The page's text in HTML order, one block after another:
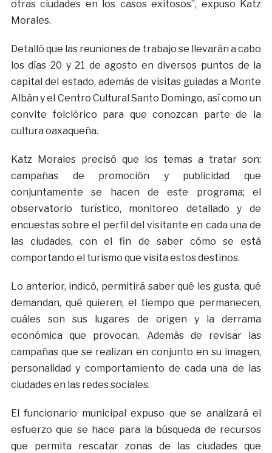
otras ciudades en los casos exitosos”, expuso Katz
Morales.
Detalló que las reuniones de trabajo se llevarán a cabo
los días 20 y 21 de agosto en diversos puntos de la
capital del estado, además de visitas guiadas a Monte
Albán y el Centro Cultural Santo Domingo, así como un
convite folclórico para que conozcan parte de la
cultura oaxaqueña.
Katz Morales precisó que los temas a tratar son:
campañas de promoción y publicidad que
conjuntamente se hacen de este programa; el
observatorio turístico, monitoreo detallado y de
encuestas sobre el perfil del visitante en cada una de
las ciudades, con el fin de saber cómo se está
comportando el turismo que visita estos destinos.
Lo anterior, indicó, permitirá saber qué les gusta, qué
demandan, qué quieren, el tiempo que permanecen,
cuáles son sus lugares de origen y la derrama
económica que provocan. Además de revisar las
campañas que se realizan en conjunto en su imagen,
personalidad y comportamiento de cada una de las
ciudades en las redes sociales.
El funcionario municipal expuso que se analizará el
esfuerzo que se hace para la búsqueda de recursos
que permita rescatar zonas de las ciudades que